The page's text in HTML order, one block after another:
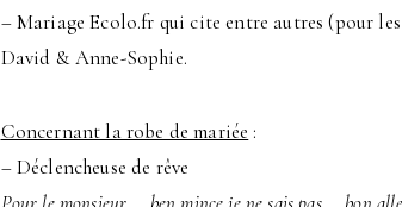
– Mariage Ecolo.fr qui cite entre autres (pour
David & Anne-Sophie.
Concernant la robe de mariée :
– Déclencheuse de rêve